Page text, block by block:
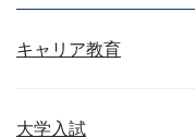
キャリア教育
大学入試